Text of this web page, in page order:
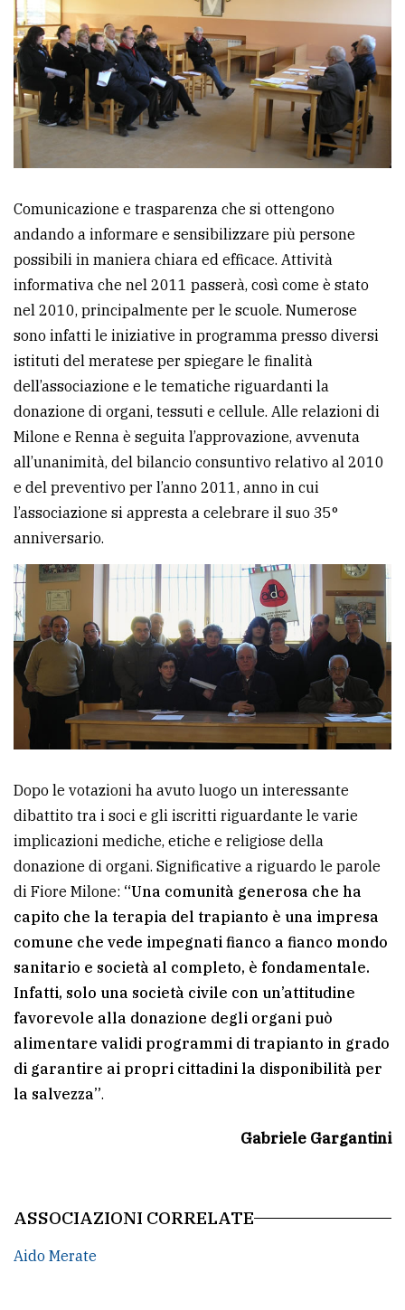
Comunicazione e trasparenza che si ottengono
andando a informare e sensibilizzare più persone
possibili in maniera chiara ed efficace. Attività
informativa che nel 2011 passerà, così come è stato
nel 2010, principalmente per le scuole. Numerose
sono infatti le iniziative in programma presso diversi
istituti del meratese per spiegare le finalità
dell’associazione e le tematiche riguardanti la
donazione di organi, tessuti e cellule. Alle relazioni di
Milone e Renna è seguita l’approvazione, avvenuta
all’unanimità, del bilancio consuntivo relativo al 2010
e del preventivo per l’anno 2011, anno in cui
l’associazione si appresta a celebrare il suo 35°
anniversario.
Dopo le votazioni ha avuto luogo un interessante
dibattito tra i soci e gli iscritti riguardante le varie
implicazioni mediche, etiche e religiose della
donazione di organi. Significative a riguardo le parole
di Fiore Milone: “Una comunità generosa che ha
capito che la terapia del trapianto è una impresa
comune che vede impegnati fianco a fianco mondo
sanitario e società al completo, è fondamentale.
Infatti, solo una società civile con un’attitudine
favorevole alla donazione degli organi può
alimentare validi programmi di trapianto in grado
di garantire ai propri cittadini la disponibilità per
la salvezza”.
Gabriele Gargantini
ASSOCIAZIONI CORRELATE
Aido Merate